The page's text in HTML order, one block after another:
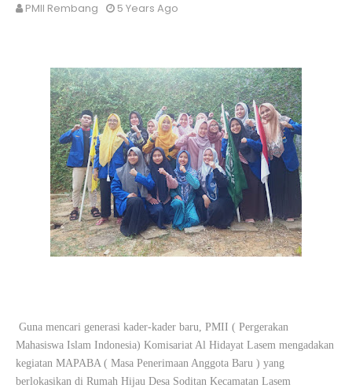
PMII Rembang 5 Years Ago
Guna mencari generasi kader-kader baru, PMII ( Pergerakan
Mahasiswa Islam Indonesia) Komisariat Al Hidayat Lasem mengadakan
kegiatan MAPABA ( Masa Penerimaan Anggota Baru ) yang
berlokasikan di Rumah Hijau Desa Soditan Kecamatan Lasem